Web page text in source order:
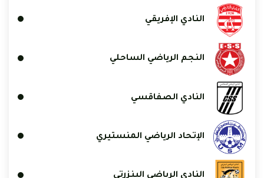
النادي الإفريقي
النجم الرياضي الساحلي
النادي الصفاقسي
الإتحاد الرياضي المنستيري
النادي الرياضي البنزرتي